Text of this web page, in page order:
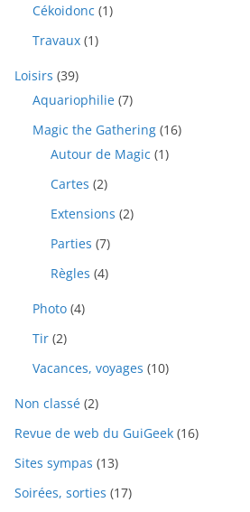
Cékoidonc (1)
Travaux (1)
Loisirs (39)
Aquariophilie (7)
Magic the Gathering (16)
Autour de Magic (1)
Cartes (2)
Extensions (2)
Parties (7)
Règles (4)
Photo (4)
Tir (2)
Vacances, voyages (10)
Non classé (2)
Revue de web du GuiGeek (16)
Sites sympas (13)
Soirées, sorties (17)